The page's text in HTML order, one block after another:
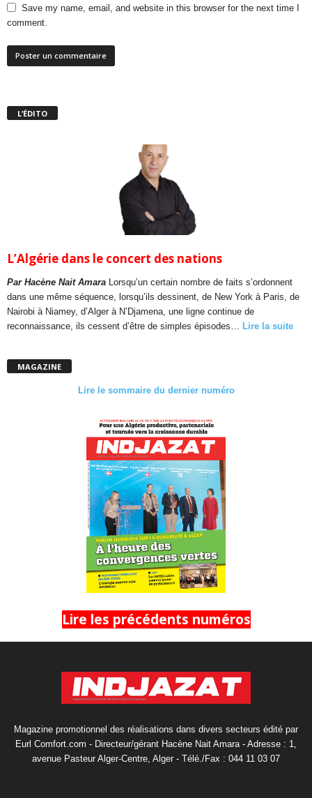
Save my name, email, and website in this browser for the next time I
comment.
L’ÉDITO
L’Algérie dans le concert des nations
Par Hacène Nait Amara
Lorsqu’un certain nombre de faits s’ordonnent
dans une même séquence, lorsqu’ils dessinent, de New York à Paris, de
Nairobi à Niamey, d’Alger à N’Djamena, une ligne continue de
reconnaissance, ils cessent d’être de simples épisodes…
Lire la suite
MAGAZINE
Lire le sommaire du dernier numéro
Lire les précédents numéros
Magazine promotionnel des réalisations dans divers secteurs édité par
Eurl Comfort.com - Directeur/gérant Hacène Nait Amara - Adresse : 1,
avenue Pasteur Alger-Centre, Alger - Télé./Fax : 044 11 03 07